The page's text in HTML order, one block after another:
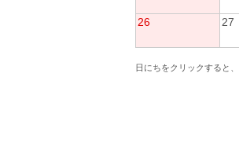
26 27
日にちをクリックすると